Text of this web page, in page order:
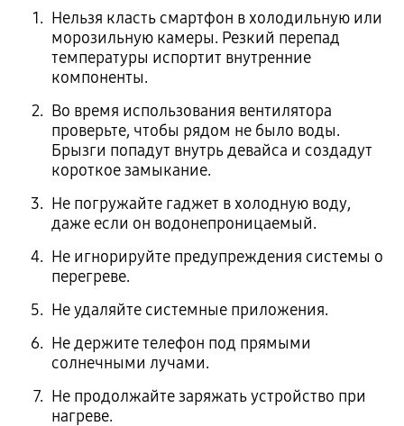
Нельзя класть смартфон в холодильную или
морозильную камеры. Резкий перепад
температуры испортит внутренние
компоненты.
Во время использования вентилятора
проверьте, чтобы рядом не было воды.
Брызги попадут внутрь девайса и создадут
короткое замыкание.
Не погружайте гаджет в холодную воду,
даже если он водонепроницаемый.
Не игнорируйте предупреждения системы о
перегреве.
Не удаляйте системные приложения.
Не держите телефон под прямыми
солнечными лучами.
Не продолжайте заряжать устройство при
нагреве.